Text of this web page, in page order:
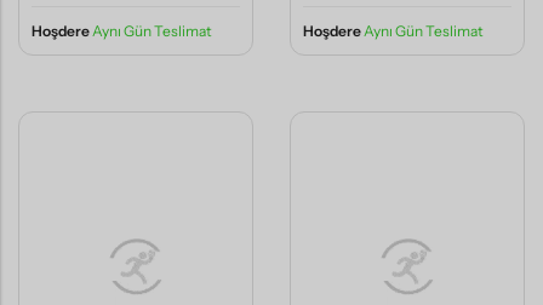
HoşdereAynı Gün Teslimat HoşdereAynı Gün Teslimat